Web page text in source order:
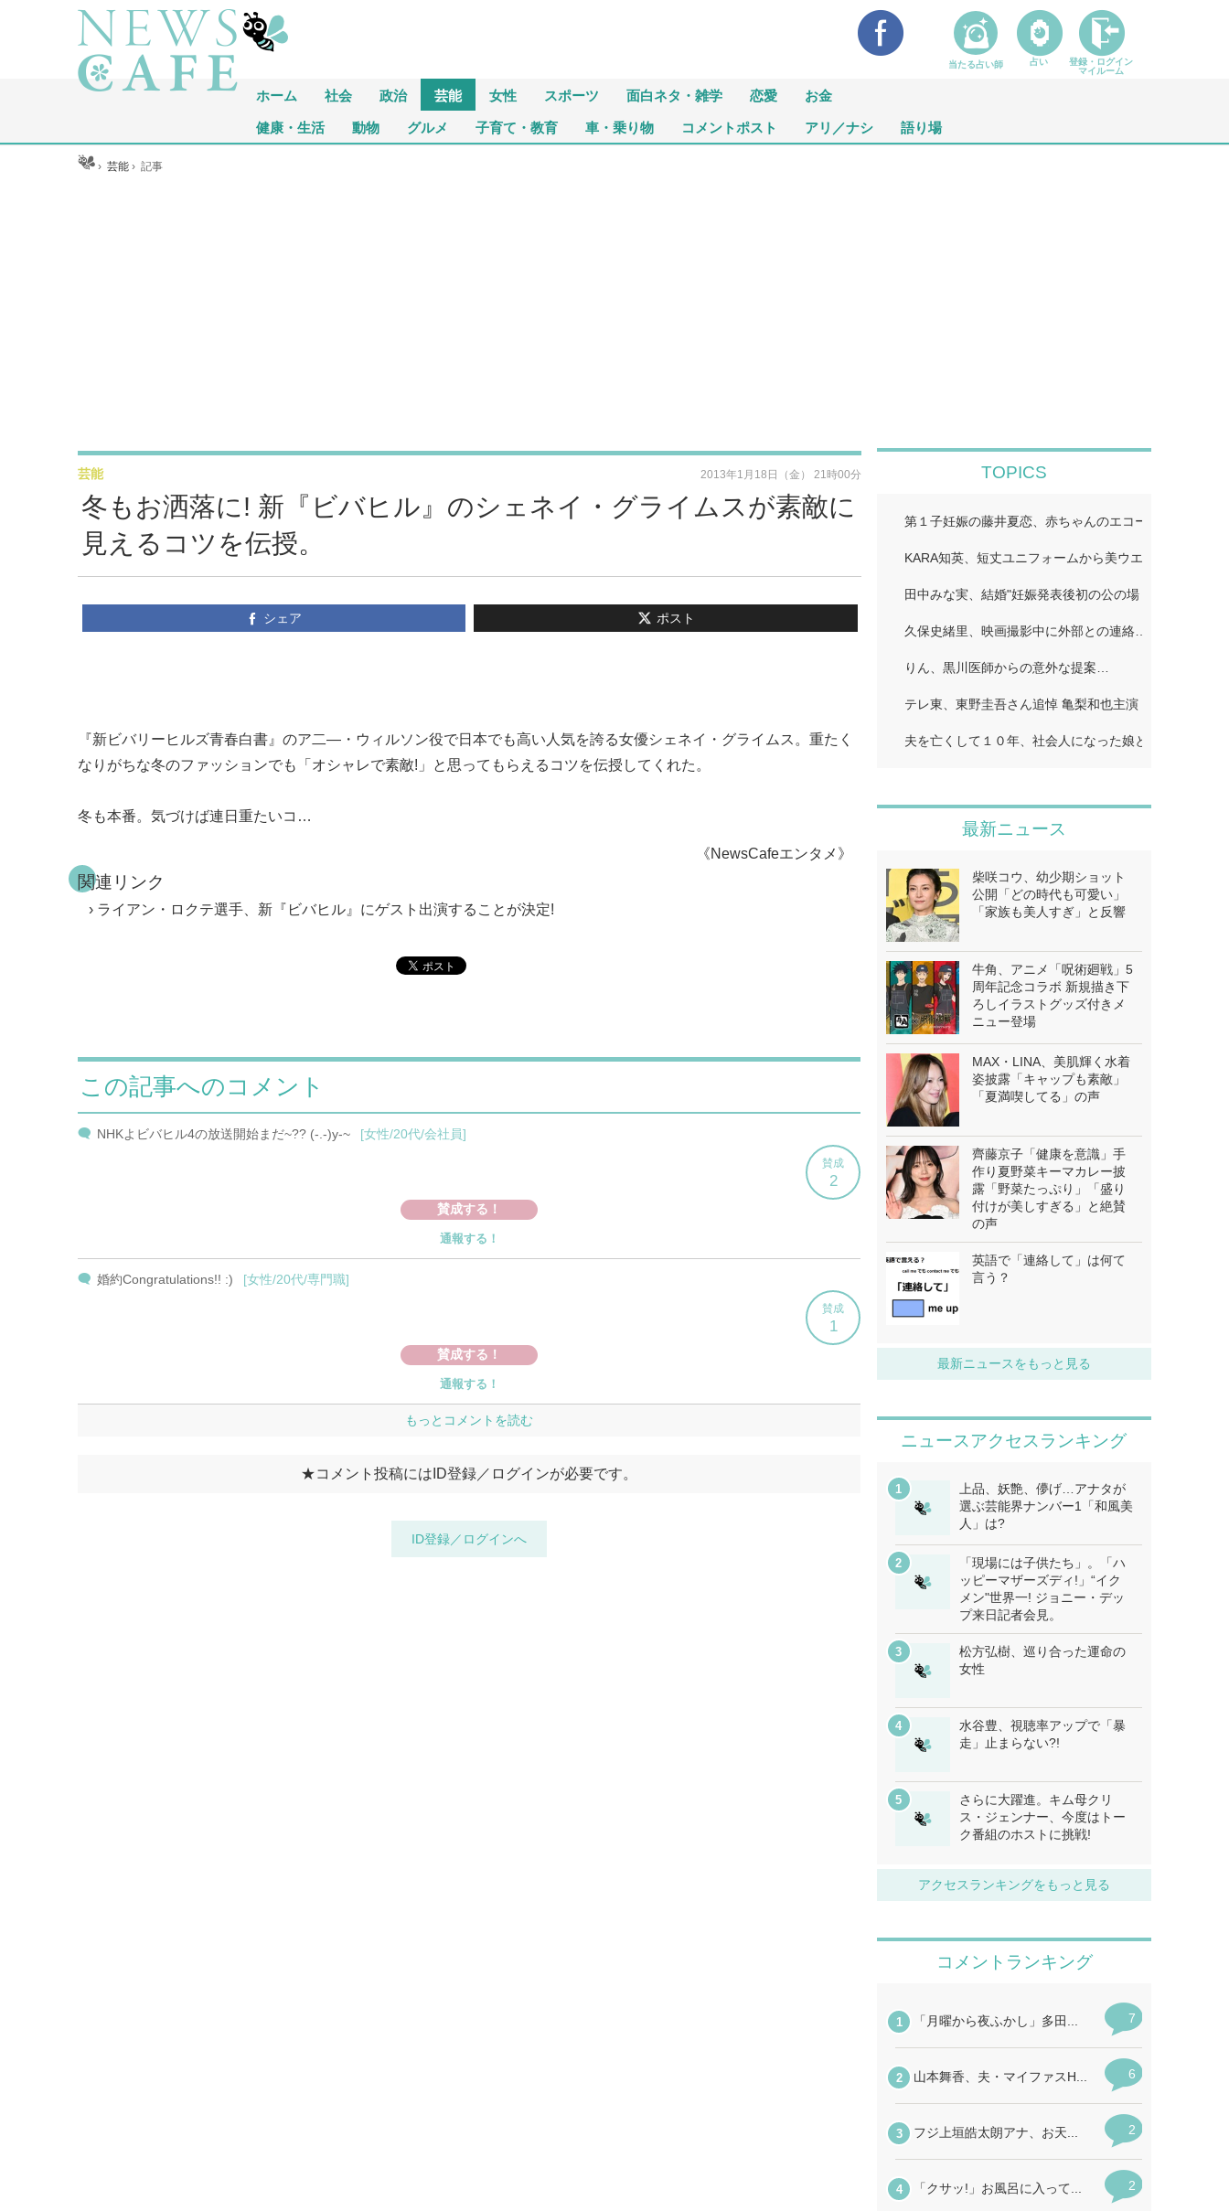
ホーム 社会 政治 芸能 女性 スポーツ 面白ネタ・雑学 恋愛 お金
健康・生活 動物 グルメ 子育て・教育 車・乗り物 コメントポスト アリ／ナシ 語り場
ホーム ›芸能 ›記事
冬もお洒落に! 新『ビバヒル』のシェネイ・グライムスが素敵に
見えるコツを伝授。
芸能 2013年1月18日（金） 21時00分
シェア ポスト
『新ビバリーヒルズ青春白書』のア二―・ウィルソン役で日本でも高い人気を誇る女優シェネイ・グライムス。重たく
なりがちな冬のファッションでも「オシャレで素敵!」と思ってもらえるコツを伝授してくれた。
冬も本番。気づけば連日重たいコ…
《NewsCafeエンタメ》
関連リンク
ライアン・ロクテ選手、新『ビバヒル』にゲスト出演することが決定!
TOPICS
第１子妊娠の藤井夏恋、赤ちゃんのエコー写真公開「
KARA知英、短丈ユニフォームから美ウエストちらり
田中みな実、結婚"妊娠発表後初の公の場 WEST.重岡
久保史緒里、映画撮影中に外部との連絡…
りん、黒川医師からの意外な提案…
テレ東、東野圭吾さん追悼 亀梨和也主演「東野圭吾 手
夫を亡くして１０年、社会人になった娘とふたり暮ら
最新ニュース
柴咲コウ、幼少期ショット
公開「どの時代も可愛い」
「家族も美人すぎ」と反響
牛角、アニメ「呪術廻戦」5
周年記念コラボ 新規描き下
ろしイラストグッズ付きメ
ニュー登場
MAX・LINA、美肌輝く水着
姿披露「キャップも素敵」
「夏満喫してる」の声
齊藤京子「健康を意識」手
作り夏野菜キーマカレー披
露「野菜たっぷり」「盛り
付けが美しすぎる」と絶賛
の声
英語で「連絡して」は何て
言う？
最新ニュースをもっと見る
ニュースアクセスランキング
上品、妖艶、儚げ…アナタが
選ぶ芸能界ナンバー1「和風美
人」は?
「現場には子供たち」。「ハ
ッピーマザーズディ!」“イク
メン"世界一! ジョニー・デッ
プ来日記者会見。
松方弘樹、巡り合った運命の
女性
水谷豊、視聴率アップで「暴
走」止まらない?!
さらに大躍進。キム母クリ
ス・ジェンナー、今度はトー
ク番組のホストに挑戦!
アクセスランキングをもっと見る
当たる占い師 占い
登録・ログイン
マイルーム